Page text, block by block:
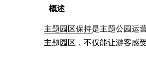
概述
主题园区保持是主题公园运
主题园区，不仅能让游客感